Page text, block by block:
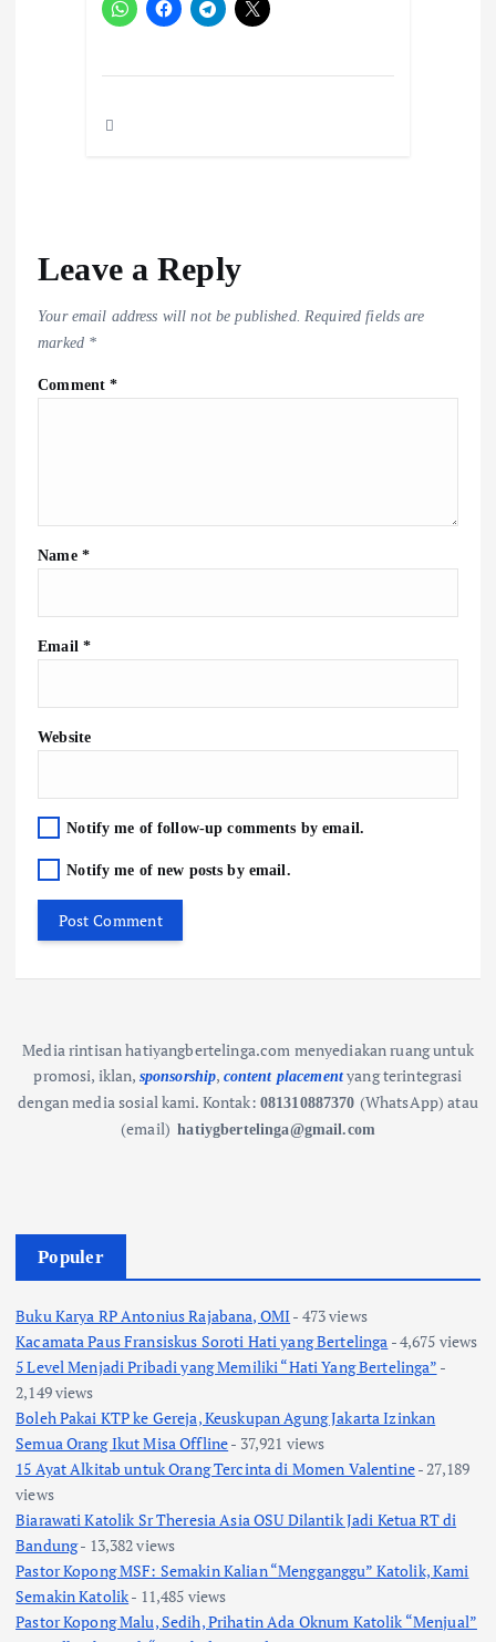
Leave a Reply
Your email address will not be published. Required fields are
marked *
Comment*
Name *
Email *
Website
Notify me of follow-up comments by email.
Notify me of new posts by email.
Media rintisan hatiyangbertelinga.com menyediakan ruang untuk
promosi, iklan, sponsorship, content placementyang terintegrasi
dengan media sosial kami. Kontak: 081310887370 (WhatsApp) atau
(email)hatiygbertelinga@gmail.com
Populer
Buku Karya RP Antonius Rajabana, OMI- 473 views
Kacamata Paus Fransiskus Soroti Hati yang Bertelinga - 4,675 views
5 Level Menjadi Pribadi yang Memiliki “Hati Yang Bertelinga” -
2,149 views
Boleh Pakai KTP ke Gereja, Keuskupan Agung Jakarta Izinkan
Semua Orang Ikut Misa Offline- 37,921 views
15 Ayat Alkitab untuk Orang Tercinta di Momen Valentine- 27,189
views
Biarawati Katolik Sr Theresia Asia OSU Dilantik Jadi Ketua RT di
Bandung- 13,382 views
Pastor Kopong MSF: Semakin Kalian “Mengganggu” Katolik, Kami
Semakin Katolik- 11,485 views
Pastor Kopong Malu, Sedih, Prihatin Ada Oknum Katolik “Menjual”